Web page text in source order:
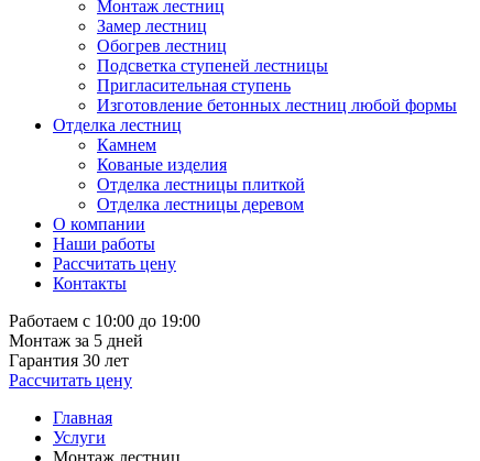
Монтаж лестниц
Замер лестниц
Обогрев лестниц
Подсветка ступеней лестницы
Пригласительная ступень
Изготовление бетонных лестниц любой формы
Отделка лестниц
Камнем
Кованые изделия
Отделка лестницы плиткой
Отделка лестницы деревом
О компании
Наши работы
Рассчитать цену
Контакты
Работаем с 10:00 до 19:00
Монтаж за 5 дней
Гарантия 30 лет
Рассчитать цену
Главная
Услуги
Монтаж лестниц